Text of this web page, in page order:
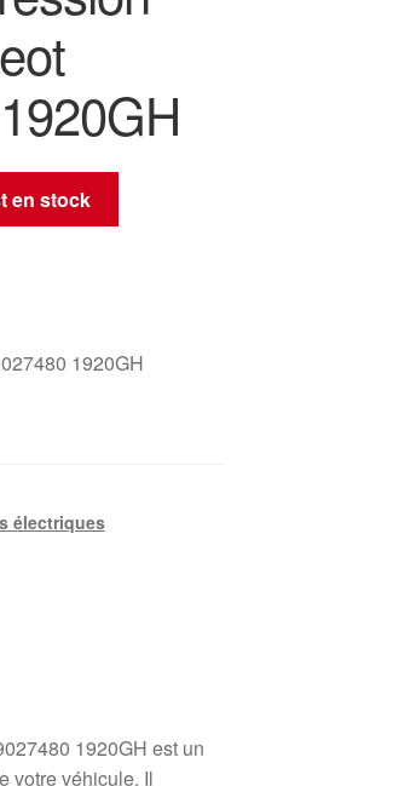
en stock
1920GH
électriques
1920GH est un
votre véhicule. Il